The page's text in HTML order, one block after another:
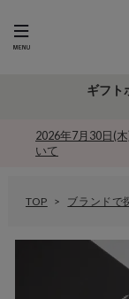
ギフト
2026年7月30日(
いて
TOP ブランドで